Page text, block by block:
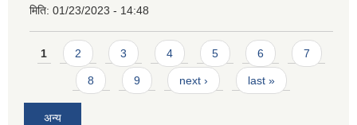
मिति: 01/23/2023 - 14:48
Pages
1 2 3 4 5 6 7
8 9 next › last »
अन्य